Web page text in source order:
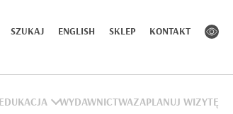
SZUKAJ ENGLISH SKLEP KONTAKT
WYDAWNICTWAZAPLANUJ WIZYTĘ